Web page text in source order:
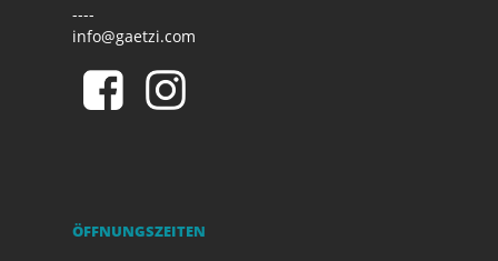
----
info@gaetzi.com
ÖFFNUNGSZEITEN